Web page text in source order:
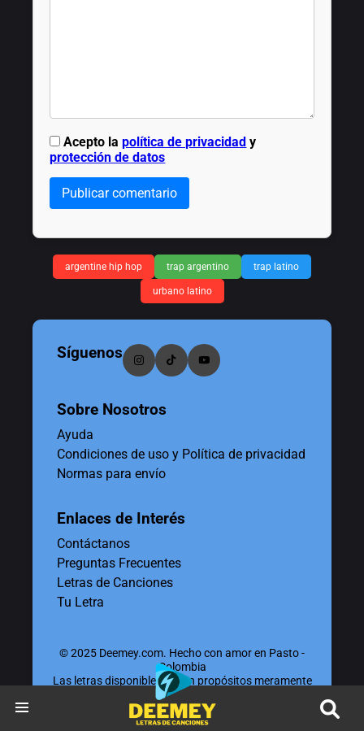
Acepto lapolítica de privacidad y
protección de datos
Publicar comentario
argentine hip hop trap argentino trap latino
urbano latino
Síguenos
Sobre Nosotros
Ayuda
Condiciones de uso y Política de privacidad
Normas para envío
Enlaces de Interés
Contáctanos
Preguntas Frecuentes
Letras de Canciones
Tu Letra
© 2025 Deemey.com. Hecho con amor en Pasto -
Colombia
Las letras disponibles tienen propósitos meramente
educativos